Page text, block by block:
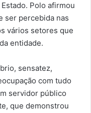
Polo afirmou
ser percebida nas
vários setores que
entidade.
sensatez,
com tudo
servidor público
que demonstrou